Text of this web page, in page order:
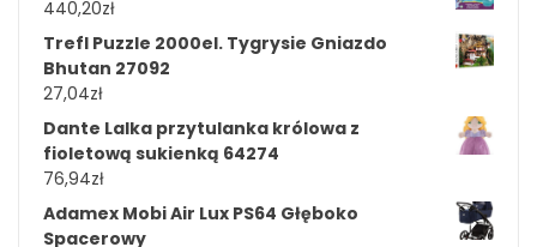
440,20zł
Trefl Puzzle 2000el. Tygrysie Gniazdo
Bhutan 27092
27,04zł
Dante Lalka przytulanka królowa z
fioletową sukienką 64274
76,94zł
Adamex Mobi Air Lux PS64 Głęboko
Spacerowy